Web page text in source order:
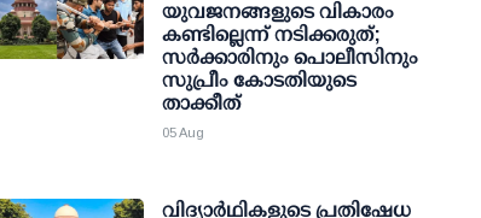
യുവജനങ്ങളുടെ വികാരം
കണ്ടില്ലെന്ന് നടിക്കരുത്;
സര്‍ക്കാരിനും പൊലീസിനും
സുപ്രീം കോടതിയുടെ
താക്കീത്
05 Aug
വിദ്യാര്‍ഥികളുടെ പ്രതിഷേധ